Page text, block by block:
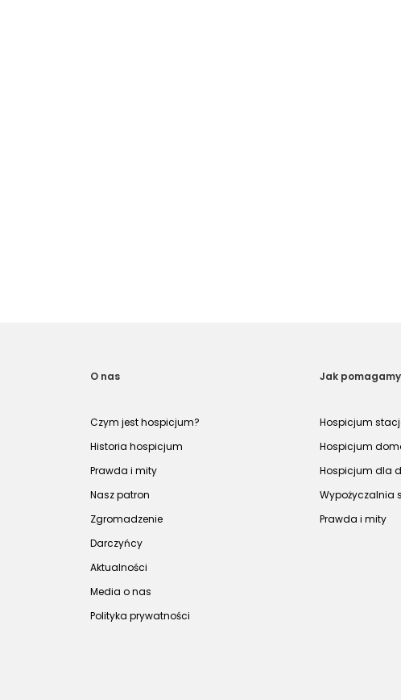
O nas
Czym jest hospicjum?
Historia hospicjum
Prawda i mity
Nasz patron
Zgromadzenie
Darczyńcy
Aktualności
Media o nas
Polityka prywatności
Jak
Hospicjum
Hospicjum
Hospicjum dla
Wypożyczalnia
Prawda i mity